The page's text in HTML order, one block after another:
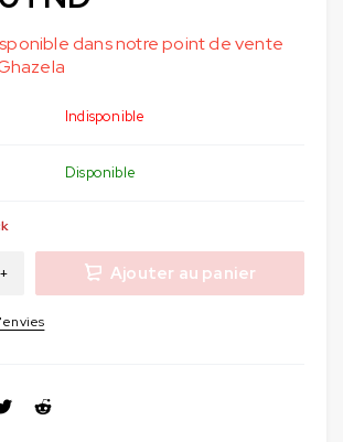
dans notre point de vente
Indisponible
Disponible
Ajouter au panier